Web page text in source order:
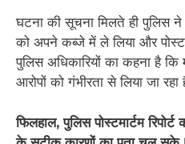
घटना की सूचना मिलते ही पुलिस
को अपने कब्जे में ले लिया और
पुलिस अधिकारियों का कहना है कि
आरोपों को गंभीरता से लिया जा रहा
फिलहाल, पुलिस पोस्टमार्टम